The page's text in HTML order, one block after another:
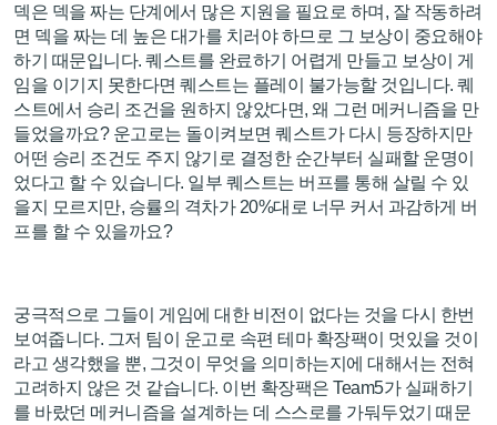
덱은 덱을 짜는 단계에서 많은 지원을 필요로 하며, 잘 작동하려
면 덱을 짜는 데 높은 대가를 치러야 하므로 그 보상이 중요해야
하기 때문입니다. 퀘스트를 완료하기 어렵게 만들고 보상이 게
임을 이기지 못한다면 퀘스트는 플레이 불가능할 것입니다. 퀘
스트에서 승리 조건을 원하지 않았다면, 왜 그런 메커니즘을 만
들었을까요? 운고로는 돌이켜보면 퀘스트가 다시 등장하지만
어떤 승리 조건도 주지 않기로 결정한 순간부터 실패할 운명이
었다고 할 수 있습니다. 일부 퀘스트는 버프를 통해 살릴 수 있
을지 모르지만, 승률의 격차가 20%대로 너무 커서 과감하게 버
프를 할 수 있을까요?
궁극적으로 그들이 게임에 대한 비전이 없다는 것을 다시 한번
보여줍니다. 그저 팀이 운고로 속편 테마 확장팩이 멋있을 것이
라고 생각했을 뿐, 그것이 무엇을 의미하는지에 대해서는 전혀
고려하지 않은 것 같습니다. 이번 확장팩은 Team5가 실패하기
를 바랐던 메커니즘을 설계하는 데 스스로를 가둬두었기 때문